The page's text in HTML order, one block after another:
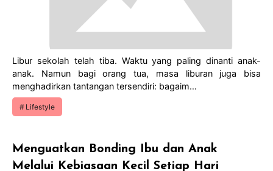
Libur sekolah telah tiba. Waktu yang paling dinanti anak-
anak. Namun bagi orang tua, masa liburan juga bisa
menghadirkan tantangan tersendiri: bagaim…
Lifestyle
Menguatkan Bonding Ibu dan Anak
Melalui Kebiasaan Kecil Setiap Hari